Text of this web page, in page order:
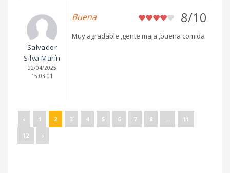
Salvador
Silva Marín
22/04/2025
15:03:01
Buena 8/10
Muy agradable ,gente maja ,buena comida
‹ 1 2 3 4 5 6 7 8 11
12 ›